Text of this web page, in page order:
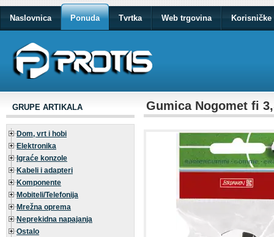
Naslovnica Ponuda Tvrtka Web trgovina Korisničke
GRUPE ARTIKALA
Dom, vrt i hobi
Elektronika
Igraće konzole
Kabeli i adapteri
Komponente
Mobiteli/Telefonija
Mrežna oprema
Neprekidna napajanja
Ostalo
Gumica Nogomet fi